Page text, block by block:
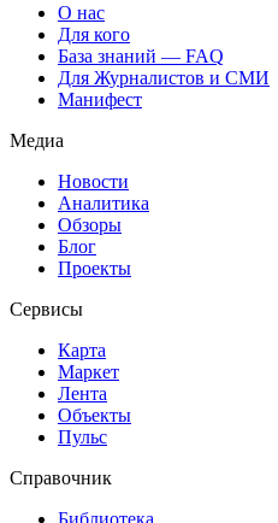
О нас
Для кого
База знаний — FAQ
Для Журналистов и СМИ
Манифест
Медиа
Новости
Аналитика
Обзоры
Блог
Проекты
Сервисы
Карта
Маркет
Лента
Объекты
Пульс
Справочник
Библиотека